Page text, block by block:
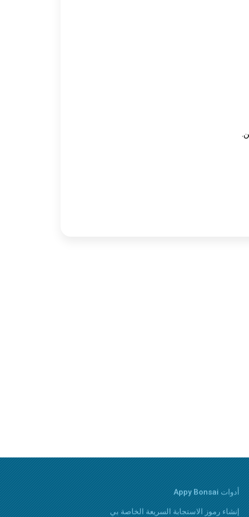
أدوات Appy Bonsai
إنشاء رموز الاستجابة السريعة الخاصة بي